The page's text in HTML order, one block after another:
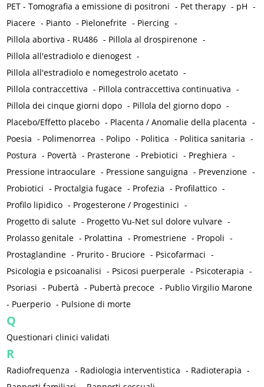
PET - Tomografia a emissione di positroni - Pet therapy - pH -
Piacere - Pianto - Pielonefrite - Piercing -
Pillola abortiva - RU486 - Pillola al drospirenone -
Pillola all'estradiolo e dienogest -
Pillola all'estradiolo e nomegestrolo acetato -
Pillola contraccettiva - Pillola contraccettiva continuativa -
Pillola dei cinque giorni dopo - Pillola del giorno dopo -
Placebo/Effetto placebo - Placenta / Anomalie della placenta -
Poesia - Polimenorrea - Polipo - Politica - Politica sanitaria -
Postura - Povertà - Prasterone - Prebiotici - Preghiera -
Pressione intraoculare - Pressione sanguigna - Prevenzione -
Probiotici - Proctalgia fugace - Profezia - Profilattico -
Profilo lipidico - Progesterone / Progestinici -
Progetto di salute - Progetto Vu-Net sul dolore vulvare -
Prolasso genitale - Prolattina - Promestriene - Propoli -
Prostaglandine - Prurito - Bruciore - Psicofarmaci -
Psicologia e psicoanalisi - Psicosi puerperale - Psicoterapia -
Psoriasi - Pubertà - Pubertà precoce - Publio Virgilio Marone
- Puerperio - Pulsione di morte
Q
Questionari clinici validati
R
Radiofrequenza - Radiologia interventistica - Radioterapia -